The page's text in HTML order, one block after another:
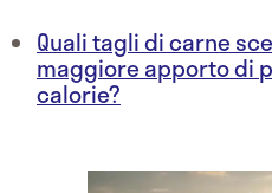
Quali tagli di carne
maggiore apporto di
calorie?